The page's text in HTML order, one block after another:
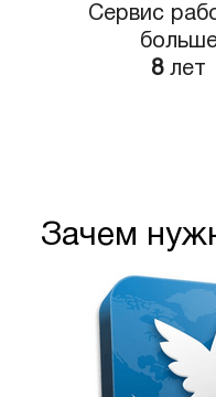
Сервис
8лет
Зачем